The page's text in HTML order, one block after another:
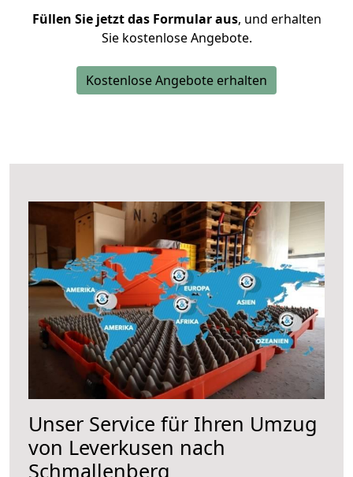
Füllen Sie jetzt das Formular aus, und erhalten
Sie kostenlose Angebote.
Kostenlose Angebote erhalten
Unser Service für Ihren Umzug
von Leverkusen nach
Schmallenberg